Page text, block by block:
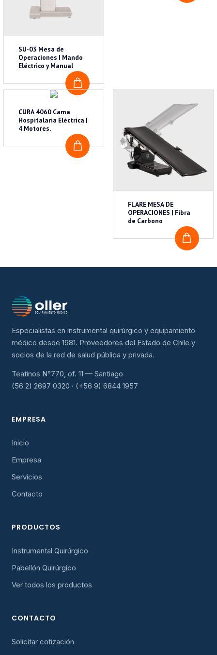
COTIZAR
SU-03 Mesa de
Operaciones | Mando
Eléctrico y Manual
COTIZAR
CURA 4060 Cama
Hospitalaria Eléctrica |
4 Motores.
FLARE MESA DE
OPERACIONES | Fibra
de Carbono
Especialistas en instrumental quirúrgico y equipamiento
médico desde 1981. Proveedores del Estado de Chile y
socios de la red de salud pública y privada.
Teatinos N°770, of. 11 — Santiago
(56 2) 2697 0320 · (+56 9) 6844 1957
EMPRESA
Inicio
Empresa
Servicios
Contacto
PRODUCTOS
Instrumental Quirúrgico
Pabellón Quirúrgico
Ver todos los productos
CONTACTO
Solicitar cotización